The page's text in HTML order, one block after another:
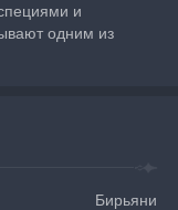
и
одним из
Бирьяни